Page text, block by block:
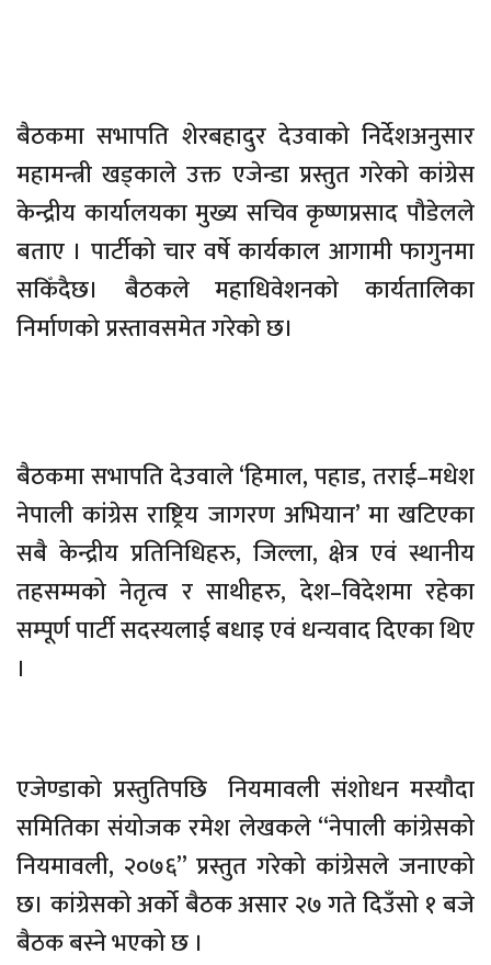
बैठकमा सभापति शेरबहादुर देउवाको निर्देशअनुसार
महामन्त्री खड्काले उक्त एजेन्डा प्रस्तुत गरेको कांग्रेस
केन्द्रीय कार्यालयका मुख्य सचिव कृष्णप्रसाद पौडेलले
बताए । पार्टीको चार वर्षे कार्यकाल आगामी फागुनमा
सकिँदैछ। बैठकले महाधिवेशनको कार्यतालिका
निर्माणको प्रस्तावसमेत गरेको छ।
बैठकमा सभापति देउवाले ‘हिमाल, पहाड, तराई–मधेश
नेपाली कांग्रेस राष्ट्रिय जागरण अभियान’ मा खटिएका
सबै केन्द्रीय प्रतिनिधिहरु, जिल्ला, क्षेत्र एवं स्थानीय
तहसम्मको नेतृत्व र साथीहरु, देश–विदेशमा रहेका
सम्पूर्ण पार्टी सदस्यलाई बधाइ एवं धन्यवाद दिएका थिए
।
एजेण्डाको प्रस्तुतिपछि नियमावली संशोधन मस्यौदा
समितिका संयोजक रमेश लेखकले “नेपाली कांग्रेसको
नियमावली, २०७६” प्रस्तुत गरेको कांग्रेसले जनाएको
छ। कांग्रेसको अर्को बैठक असार २७ गते दिउँसो १ बजे
बैठक बस्ने भएको छ ।